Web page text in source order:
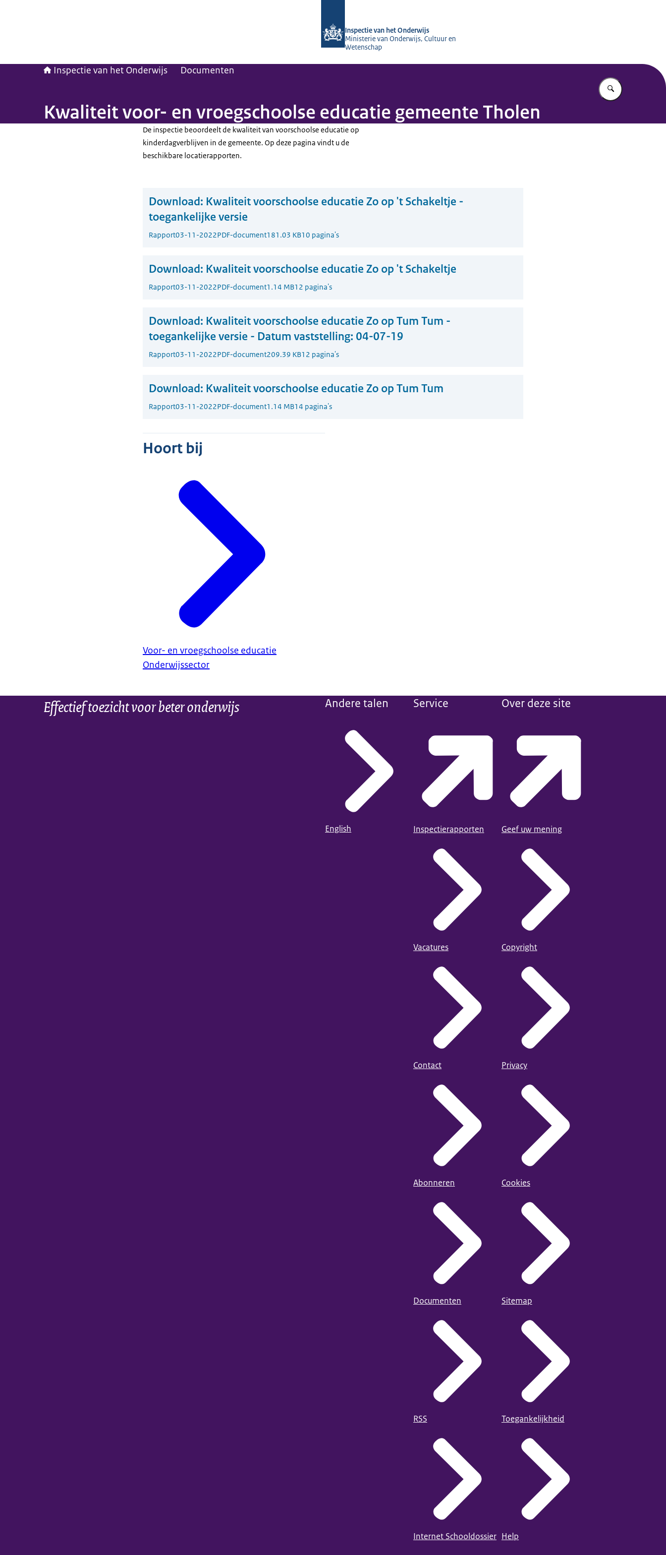
Inspectie van het Onderwijs
Ministerie van Onderwijs, Cultuur en
Wetenschap
Inspectie van het Onderwijs Documenten
Vul in wat u
Kwaliteit voor- en vroegschoolse educatie gemeente Tholen
De inspectie beoordeelt de kwaliteit van voorschoolse educatie op
kinderdagverblijven in de gemeente. Op deze pagina vindt u de
beschikbare locatierapporten.
Download: Kwaliteit voorschoolse educatie Zo op 't Schakeltje -
toegankelijke versie
Rapport03-11-2022PDF-document181.03 KB10 pagina's
Download: Kwaliteit voorschoolse educatie Zo op 't Schakeltje
Rapport03-11-2022PDF-document1.14 MB12 pagina's
Download: Kwaliteit voorschoolse educatie Zo op Tum Tum -
toegankelijke versie - Datum vaststelling: 04-07-19
Rapport03-11-2022PDF-document209.39 KB12 pagina's
Download: Kwaliteit voorschoolse educatie Zo op Tum Tum
Rapport03-11-2022PDF-document1.14 MB14 pagina's
Hoort bij
Voor- en vroegschoolse educatie
Onderwijssector
Effectief toezicht voor beter onderwijs Andere talen
English
Service
Inspectierapporten
Vacatures
Contact
Abonneren
Documenten
RSS
Internet Schooldossier
Over deze site
Geef uw mening
Copyright
Privacy
Cookies
Sitemap
Toegankelijkheid
Help